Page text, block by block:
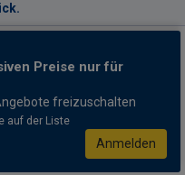
Preise nur für
freizuschalten
auf der Liste
Anmelden